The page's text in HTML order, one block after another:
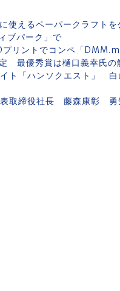
使えるペーパークラフト
ブパーク」で
リントでコンペ「
最優秀賞は樋口義幸氏の
ト「ハンソクエスト」
表取締役社長 藤森康彰 勇